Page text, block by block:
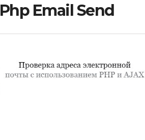
Php Email Send